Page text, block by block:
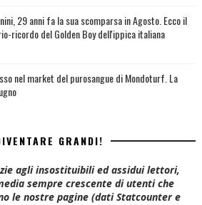
29 anni fa la sua scomparsa in Agosto. Ecco il
ricordo del Golden Boy dell'ippica italiana
nel market del purosangue di Mondoturf. La
GRANDI!
agli insostituibili ed assidui lettori,
sempre crescente di utenti che
le nostre pagine (dati Statcounter e